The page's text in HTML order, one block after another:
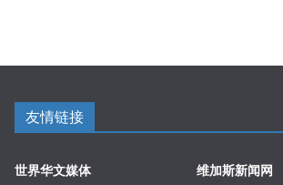
友情链接
世界华文媒体 维加斯新闻网